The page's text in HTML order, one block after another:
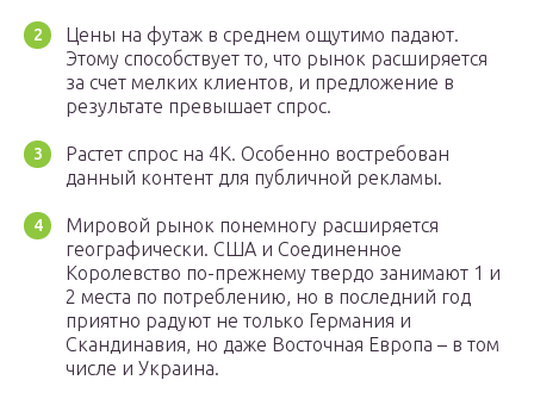
Цены на футаж в среднем ощутимо падают.
Этому способствует то, что рынок расширяется
за счет мелких клиентов, и предложение в
результате превышает спрос.
Растет спрос на 4К. Особенно востребован
данный контент для публичной рекламы.
Мировой рынок понемногу расширяется
географически. США и Соединенное
Королевство по-прежнему твердо занимают 1 и
2 места по потреблению, но в последний год
приятно радуют не только Германия и
Скандинавия, но даже Восточная Европа – в том
числе и Украина.